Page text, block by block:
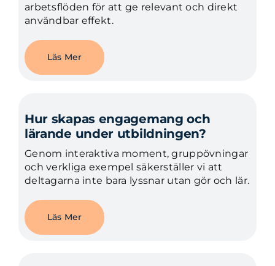
arbetsflöden för att ge relevant och direkt
användbar effekt.
Läs Mer
Hur skapas engagemang och
lärande under utbildningen?
Genom interaktiva moment, gruppövningar
och verkliga exempel säkerställer vi att
deltagarna inte bara lyssnar utan gör och lär.
Läs Mer